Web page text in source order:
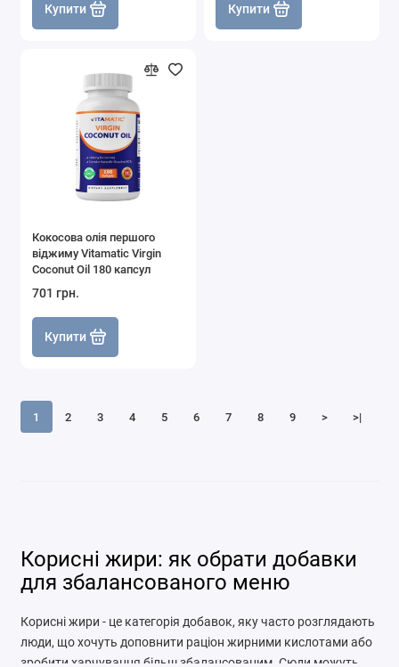
Купити Купити
Кокосова олія першого
віджиму Vitamatic Virgin
Coconut Oil 180 капсул
701 грн.
Купити
1 2 3 4 5 6 7 8 9 > >|
Корисні жири: як обрати добавки
для збалансованого меню
Корисні жири - це категорія добавок, яку часто розглядають
люди, що хочуть доповнити раціон жирними кислотами або
зробити харчування більш збалансованим. Сюди можуть